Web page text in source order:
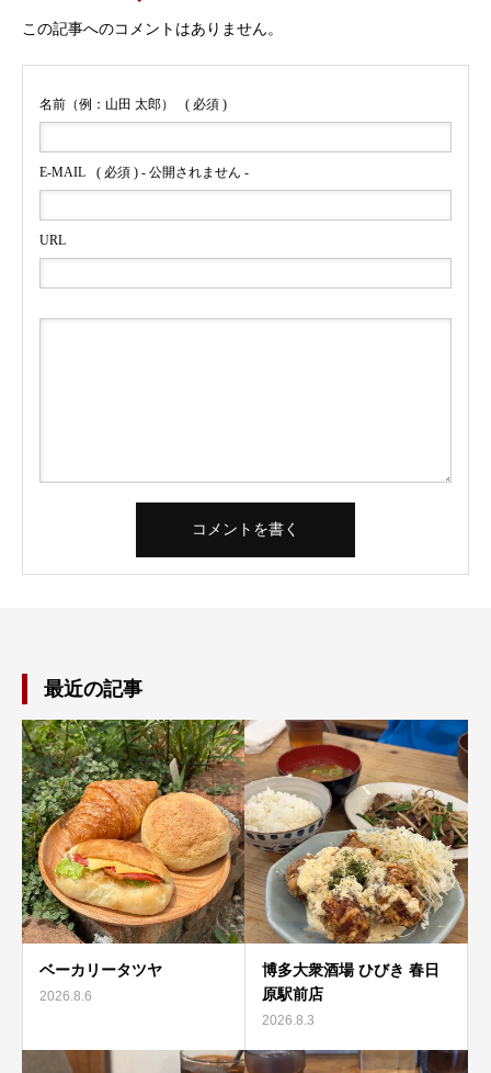
この記事へのコメントはありません。
名前（例：山田 太郎） ( 必須 )
E-MAIL ( 必須 ) - 公開されません -
URL
最近の記事
ベーカリータツヤ
2026.8.6
博多大衆酒場 ひびき 春日
原駅前店
2026.8.3